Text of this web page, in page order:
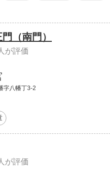
（南門）
が評価
字八幡丁3-2
が評価